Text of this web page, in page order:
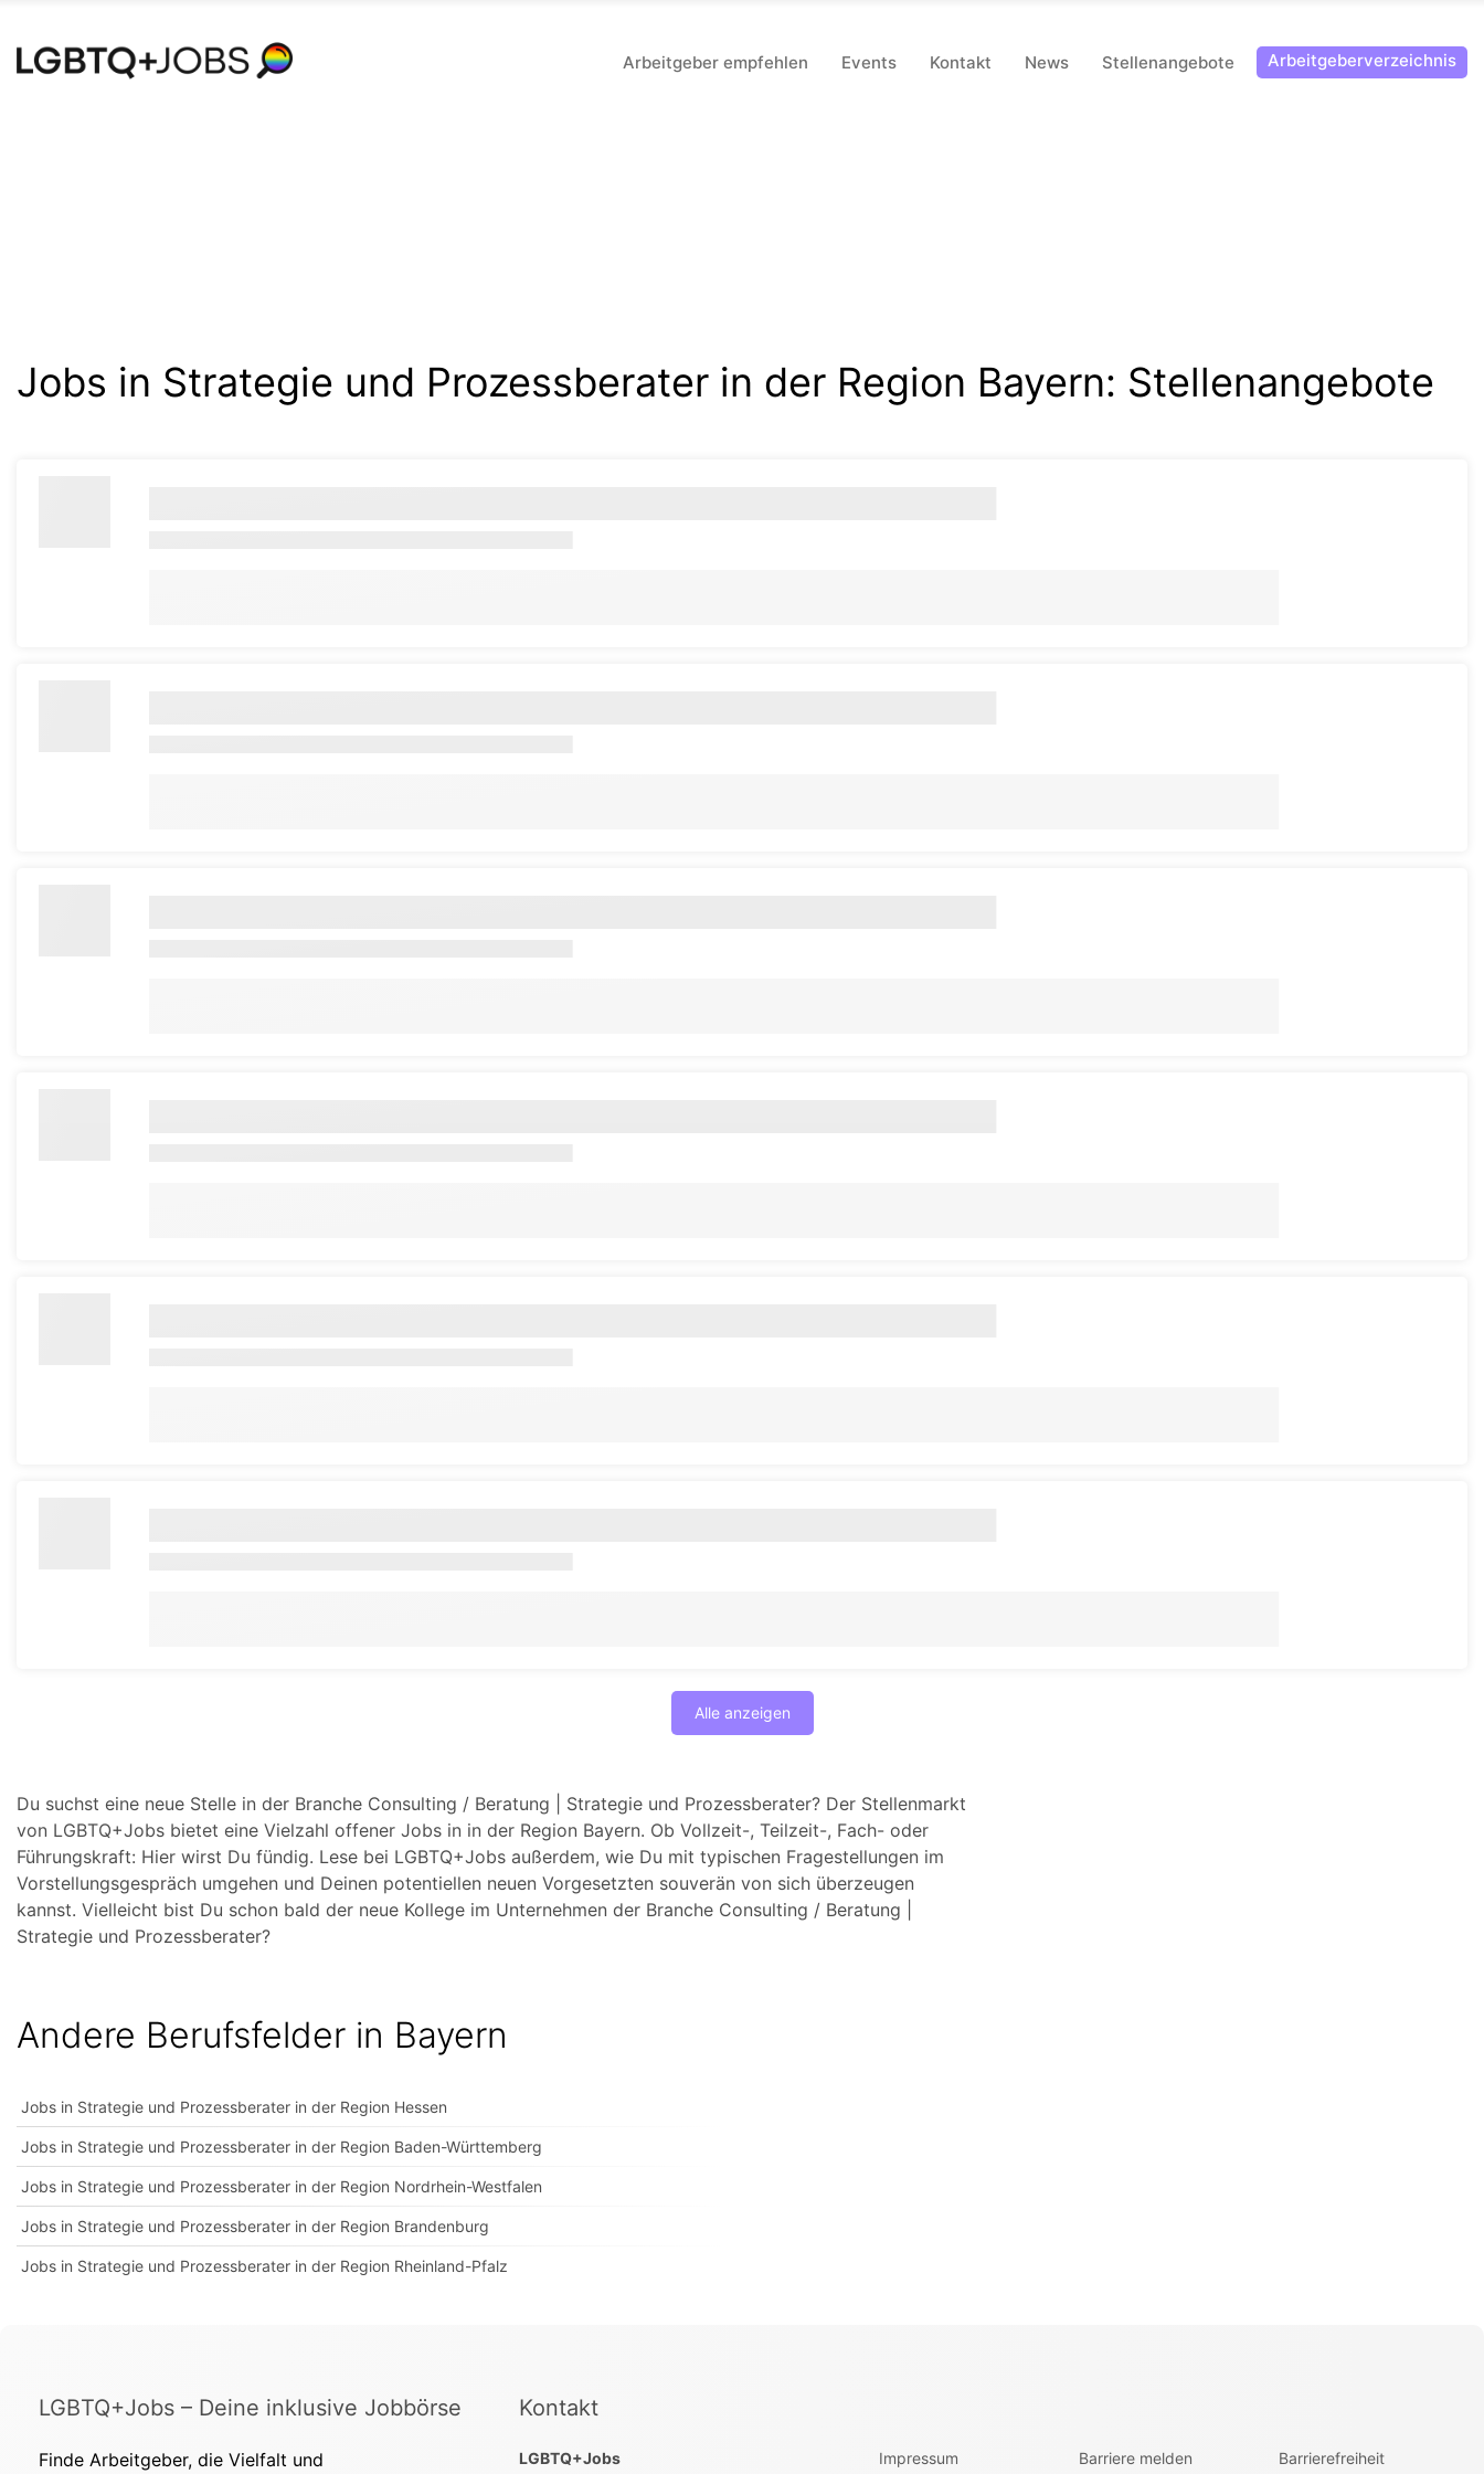
aktivieren
Arbeitgeber empfehlen Events Kontakt News Stellenangebote Arbeitgeberverzeichnis
Jobs in Strategie und Prozessberater in der Region Bayern: Stellenangebote
Alle anzeigen
Du suchst eine neue Stelle in der Branche Consulting / Beratung | Strategie und Prozessberater? Der Stellenmarkt
von LGBTQ+Jobs bietet eine Vielzahl offener Jobs in in der Region Bayern. Ob Vollzeit-, Teilzeit-, Fach- oder
Führungskraft: Hier wirst Du fündig. Lese bei LGBTQ+Jobs außerdem, wie Du mit typischen Fragestellungen im
Vorstellungsgespräch umgehen und Deinen potentiellen neuen Vorgesetzten souverän von sich überzeugen
kannst. Vielleicht bist Du schon bald der neue Kollege im Unternehmen der Branche Consulting / Beratung |
Strategie und Prozessberater?
Andere Berufsfelder in Bayern
Jobs in Strategie und Prozessberater in der Region Hessen
Jobs in Strategie und Prozessberater in der Region Baden-Württemberg
Jobs in Strategie und Prozessberater in der Region Nordrhein-Westfalen
Jobs in Strategie und Prozessberater in der Region Brandenburg
Jobs in Strategie und Prozessberater in der Region Rheinland-Pfalz
LGBTQ+Jobs – Deine inklusive Jobbörse
Finde Arbeitgeber, die Vielfalt und
Kontakt
LGBTQ+Jobs Impressum Barriere melden Barrierefreiheit